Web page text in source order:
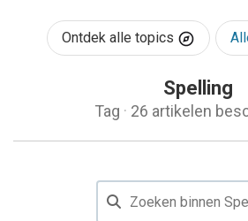
Ontdek alle topics
Spelling
Tag · 26 artikelen